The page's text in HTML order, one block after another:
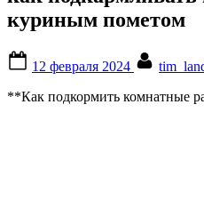
куриным пометом
on
12 февраля 2024
**Как подкормить комнатные